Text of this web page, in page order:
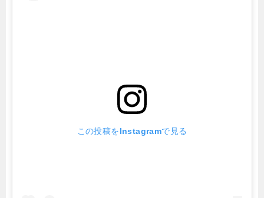
この投稿をInstagramで見る